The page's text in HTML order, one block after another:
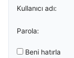
Kullanıcı adı:
Parola:
Beni hatırla